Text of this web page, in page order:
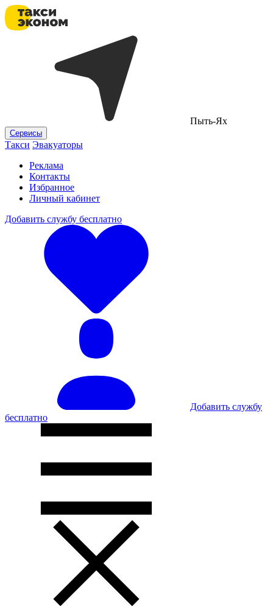
Пыть-Ях
Сервисы
Такси Эвакуаторы
Реклама
Контакты
Избранное
Личный кабинет
Добавить службу бесплатно
Добавить службу
бесплатно